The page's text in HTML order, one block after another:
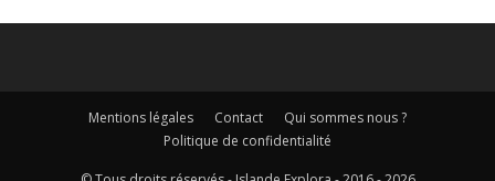
Mentions légales Contact
Qui sommes nous ?
Politique de confidentialité